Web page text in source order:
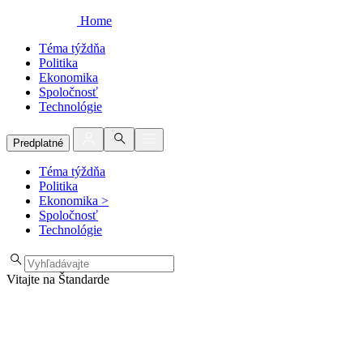
Home
Téma týždňa
Politika
Ekonomika
Spoločnosť
Technológie
Predplatné
Téma týždňa
Politika
Ekonomika >
Spoločnosť
Technológie
Vitajte na Štandarde